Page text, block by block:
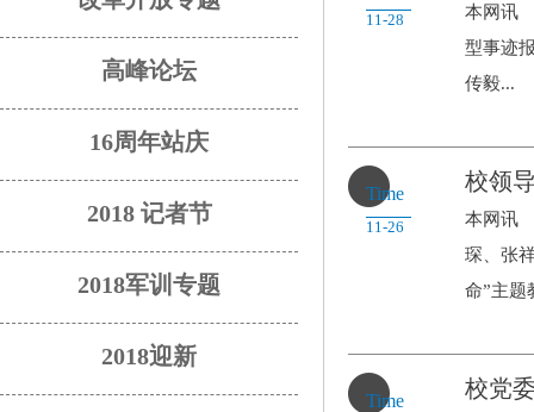
高峰论坛
16周年站庆
2018 记者节
2018军训专题
2018迎新
11-28
本网讯
型事迹
传毅...
Time
11-26
校领
本网讯
琛、张
命”主题
Time 校党